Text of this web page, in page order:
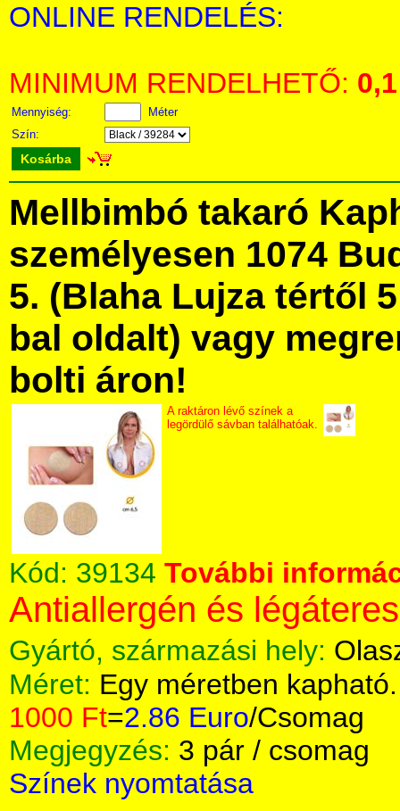
ONLINE RENDELÉS:
MINIMUM RENDELHETŐ: 0,1
Mennyiség:
Méter
Szín:
Kosárba
Mellbimbó takaró
személyesen 1074
5. (Blaha Lujza tértől
bal oldalt) vagy
bolti áron!
A raktáron lévő színek a
legördülő sávban találhatóak.
Kód: 39134 További
Antiallergén és
Gyártó, származási hely:
Méret: Egy méretben kapható.
1000 Ft=2.86 Euro/Csomag
Megjegyzés: 3 pár / csomag
Színek nyomtatása